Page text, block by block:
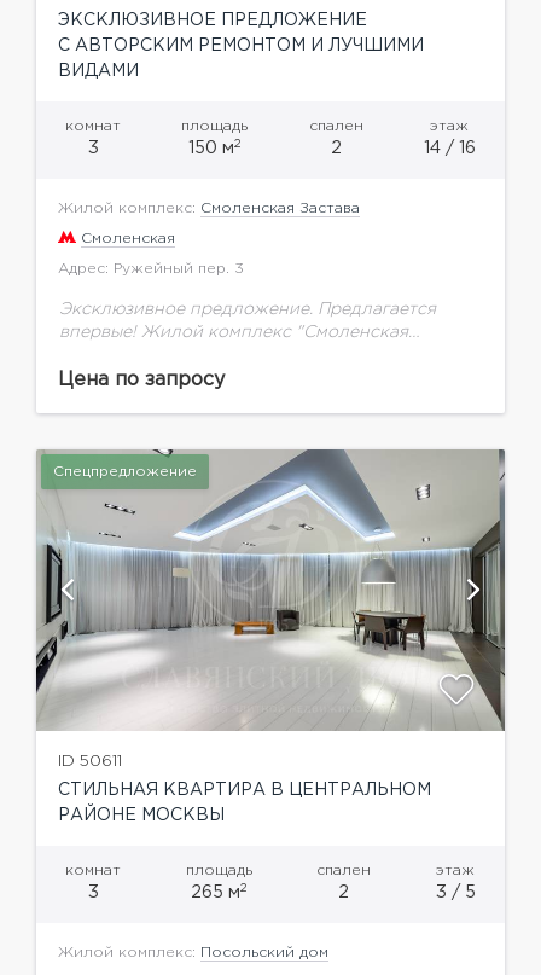
ЭКСКЛЮЗИВНОЕ ПРЕДЛОЖЕНИЕ
С АВТОРСКИМ РЕМОНТОМ И ЛУЧШИМИ
ВИДАМИ
комнат
3
площадь
150 м2
спален
2
этаж
14 / 16
Жилой комплекс: Смоленская Застава
Смоленская
Адрес: Ружейный пер. 3
Эксклюзивное предложение. Предлагается
впервые! Жилой комплекс "Смоленская
паркинг, охрана, гостевая парковка, пропускная
Цена по запросу
Спецпредложение
ID 50611
СТИЛЬНАЯ КВАРТИРА В ЦЕНТРАЛЬНОМ
РАЙОНЕ МОСКВЫ
комнат
3
площадь
265 м2
спален
2
этаж
3 / 5
Жилой комплекс: Посольский дом